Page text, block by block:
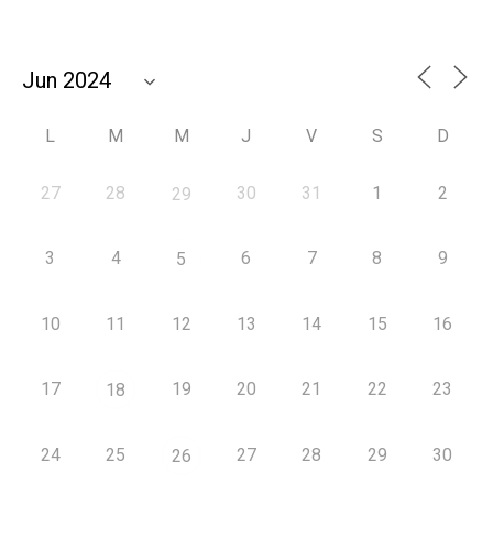
L M M J V S D
27 28 29 30 31 1 2
3 4 5 6 7 8 9
10 11 12 13 14 15 16
17 18 19 20 21 22 23
24 25 26 27 28 29 30